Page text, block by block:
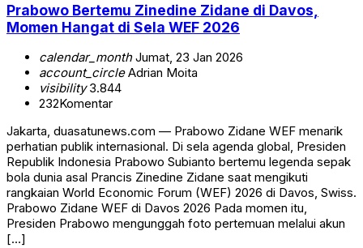
Prabowo Bertemu Zinedine Zidane di Davos,
Momen Hangat di Sela WEF 2026
calendar_monthJumat, 23 Jan 2026
account_circleAdrian Moita
visibility3.844
232Komentar
Jakarta, duasatunews.com — Prabowo Zidane WEF menarik
perhatian publik internasional. Di sela agenda global, Presiden
Republik Indonesia Prabowo Subianto bertemu legenda sepak
bola dunia asal Prancis Zinedine Zidane saat mengikuti
rangkaian World Economic Forum (WEF) 2026 di Davos, Swiss.
Prabowo Zidane WEF di Davos 2026 Pada momen itu,
Presiden Prabowo mengunggah foto pertemuan melalui akun
[…]